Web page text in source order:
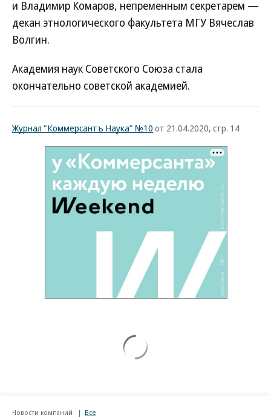
и Владимир Комаров, непременным секретарем —
декан этнологического факультета МГУ Вячеслав
Волгин.
Академия наук Советского Союза стала
окончательно советской академией.
Журнал "Коммерсантъ Наука" №10 от 21.04.2020, стр. 14
Новости компаний Все